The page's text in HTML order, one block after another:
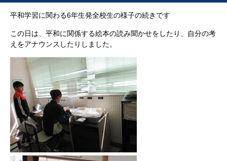
平和学習に関わる6年生発全校生の様子の続きです
この日は、平和に関係する絵本の読み聞かせをしたり、自分の考
えをアナウンスしたりしました。